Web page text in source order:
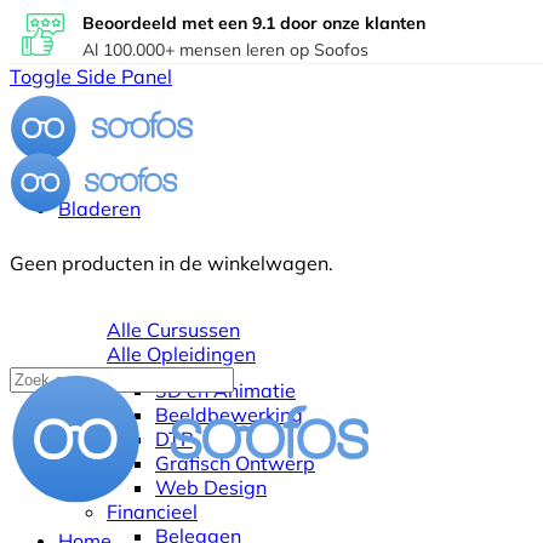
Beoordeeld met een 9.1 door onze klanten
Al 100.000+ mensen leren op Soofos
Toggle Side Panel
Bladeren
Alle Cursussen
Alle Opleidingen
3D en Animatie
Beeldbewerking
DTP
Grafisch Ontwerp
Web Design
Financieel
Beleggen
Geen producten in de winkelwagen.